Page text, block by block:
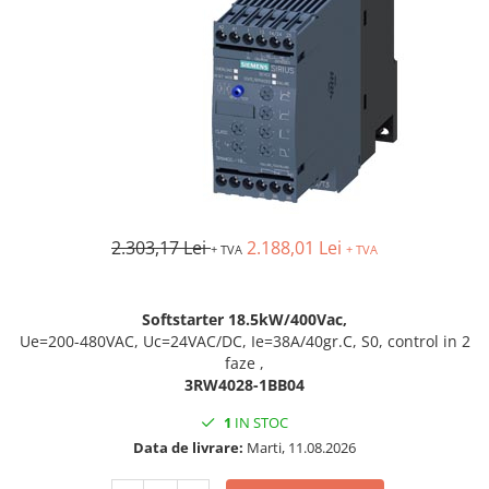
Busbar si pieptene sigurante
AFDD - Sigurante & dispozitive de
Protectii diferentiale RCCB
Diferential RCBO curba B tip A
Diferential RCBO curba B tip AC
Diferential RCBO curba C tip AC
Aparataj modular divers
2.303,17 Lei+ TVA 2.188,01 Lei + TVA
Softstarter 18.5kW/400Vac,
Ue=200-480VAC, Uc=24VAC/DC, Ie=38A/40gr.C, S0, control in 2
faze ,
3RW4028-1BB04
1 IN STOC
Data de livrare: Marti, 11.08.2026